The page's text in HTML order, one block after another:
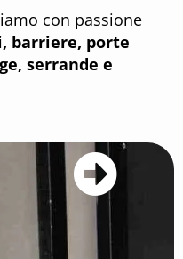
con passione
barriere, porte
serrande e